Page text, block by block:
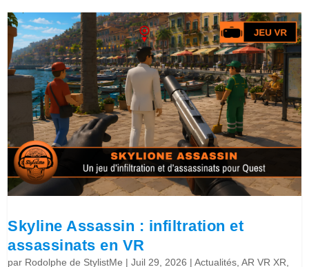
Skyline Assassin : infiltration et
assassinats en VR
par Rodolphe de StylistMe |Juil 29, 2026 |Actualités ,AR VR XR